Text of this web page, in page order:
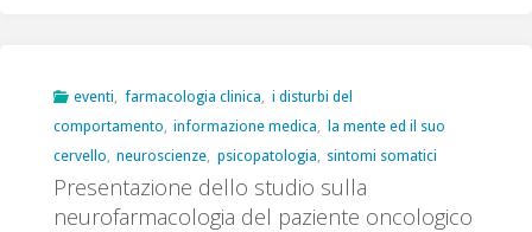
eventi, farmacologia clinica, i disturbi del
comportamento, informazione medica,
la mente ed il suo
cervello, neuroscienze, psicopatologia, sintomi somatici
Presentazione dello studio sulla
neurofarmacologia del paziente oncologico